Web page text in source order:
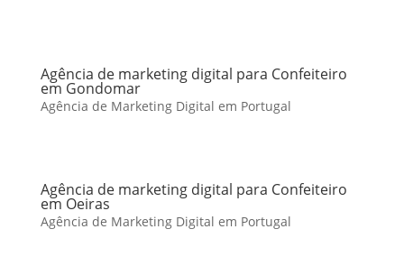
Agência de marketing digital para Confeiteiro
em Gondomar
Agência de Marketing Digital em Portugal
Agência de marketing digital para Confeiteiro
em Oeiras
Agência de Marketing Digital em Portugal